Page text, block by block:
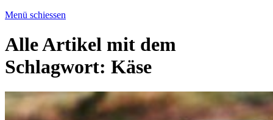
Menü schiessen
Alle Artikel mit dem
Schlagwort: Käse